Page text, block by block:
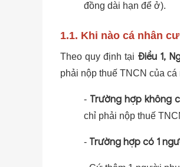
đồng dài hạn để ở).
1.1. Khi nào cá nhân
Theo quy định tại Điều 1,
phải nộp thuế TNCN của
- Trường hợp không
chỉ phải nộp thuế
- Trường hợp có 1